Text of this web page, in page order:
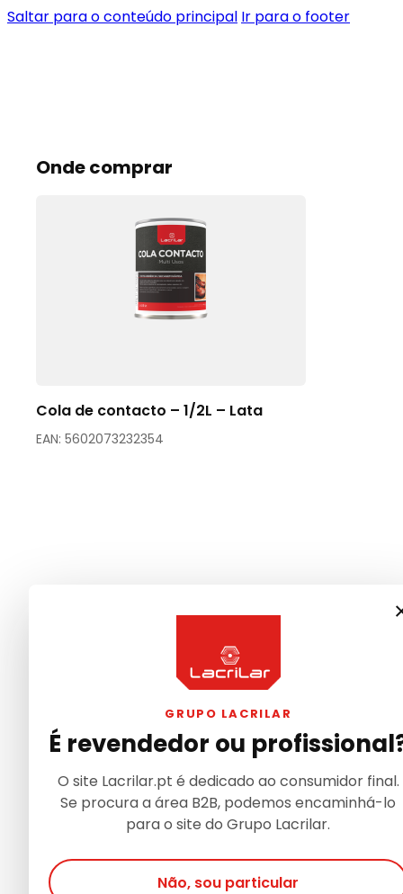
Saltar para o conteúdo principal Ir para o footer
Onde comprar
Cola de contacto – 1/2L – Lata
EAN: 5602073232354
GRUPO LACRILAR
É revendedor ou
O site Lacrilar.pt é dedicado ao consumidor final.
Se procura a área B2B, podemos encaminhá-lo
para o site do Grupo Lacrilar.
Não, sou particular